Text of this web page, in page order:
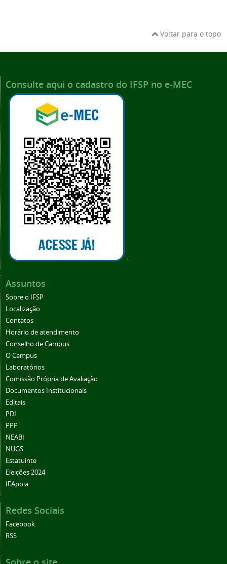
Voltar para o topo
Consulte aqui o cadastro do IFSP no e-MEC
.
Assuntos
Sobre o IFSP
Localização
Contatos
Horário de atendimento
Conselho de Campus
O Campus
Laboratórios
Comissão Própria de Avaliação
Documentos Institucionais
Editais
PDI
PPP
NEABI
NUGS
Estatuinte
Eleições 2024
IFApoia
Redes Sociais
Facebook
RSS